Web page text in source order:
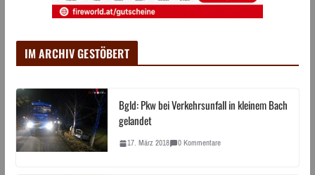
IM ARCHIV GESTÖBERT
Bgld: Pkw bei Verkehrsunfall in kleinem Bach
gelandet
17. März 2018 0 Kommentare